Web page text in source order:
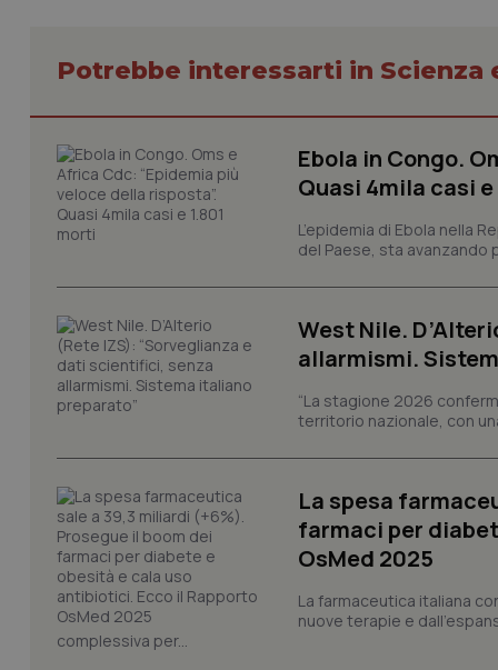
Potrebbe interessarti in Scienza
Ebola in Congo.
Quasi 4mila casi
L’epidemia di Ebola nella
del Paese, sta avanzando
West Nile.
allarmismi.
“La stagione 2026
territorio nazionale, con
La spesa
farmaci per
OsMed 2025
La farmaceutica italiana
nuove terapie e
complessiva per...
I cookie necessari
e l'accesso alle
tracking-enable
tracking-sites-
session-id
_ga